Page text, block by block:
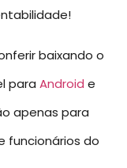
baixando o
para Android e
apenas para
funcionários do